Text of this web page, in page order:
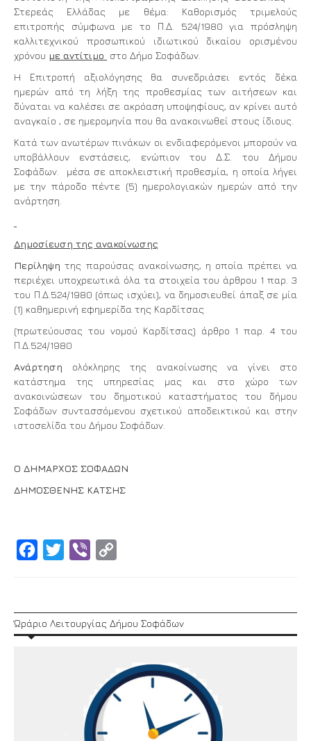
Στερεάς Ελλάδας με θέμα: Καθορισμός τριμελούς
επιτροπής σύμφωνα με το Π.Δ. 524/1980 για πρόσληψη
καλλιτεχνικού προσωπικού ιδιωτικού δικαίου ορισμένου
χρόνου με αντίτιμο στο Δήμο Σοφάδων.
H Επιτροπή αξιολόγησης θα συνεδριάσει εντός δέκα
ημερών από τη λήξη της προθεσμίας των αιτήσεων και
δύναται να καλέσει σε ακρόαση υποψηφίους, αν κρίνει αυτό
αναγκαίο , σε ημερομηνία που θα ανακοινωθεί στους ίδιους.
Κατά των ανωτέρων πινάκων οι ενδιαφερόμενοι μπορούν να
υποβάλλουν ενστάσεις, ενώπιον του Δ.Σ. του Δήμου
Σοφάδων. μέσα σε αποκλειστική προθεσμία, η οποία λήγει
με την πάροδο πέντε (5) ημερολογιακών ημερών από την
ανάρτηση.
Δημοσίευση της ανακοίνωσης
Περίληψη της παρούσας ανακοίνωσης, η οποία πρέπει να
περιέχει υποχρεωτικά όλα τα στοιχεία του άρθρου 1 παρ. 3
του Π.Δ.524/1980 (όπως ισχύει), να δημοσιευθεί άπαξ σε μία
(1) καθημερινή εφημερίδα της Καρδίτσας
(πρωτεύουσας του νομού Καρδίτσας) άρθρο 1 παρ. 4 του
Π.Δ.524/1980
Ανάρτηση ολόκληρης της ανακοίνωσης να γίνει στο
κατάστημα της υπηρεσίας μας και στο χώρο των
ανακοινώσεων του δημοτικού καταστήματος του δήμου
Σοφάδων συντασσόμενου σχετικού αποδεικτικού και στην
ιστοσελίδα του Δήμου Σοφάδων.
Ο ΔΗΜΑΡΧΟΣ ΣΟΦΑΔΩΝ
ΔΗΜΟΣΘΕΝΗΣ ΚΑΤΣΗΣ
Facebook
Twitter Viber
Ώράριο Λειτουργίας Δήμου Σοφάδων